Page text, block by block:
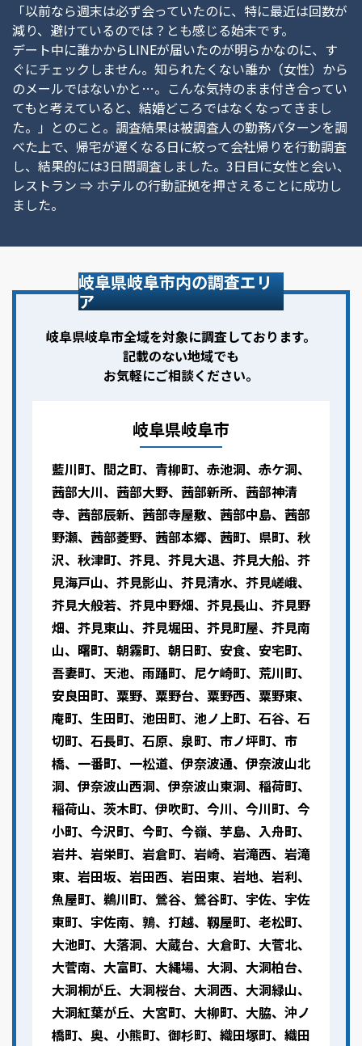
「以前なら週末は必ず会っていたのに、特に最近は回数が
減り、避けているのでは？とも感じる始末です。
デート中に誰かからLINEが届いたのが明らかなのに、す
ぐにチェックしません。知られたくない誰か（女性）から
のメールではないかと…。こんな気持のまま付き合ってい
てもと考えていると、結婚どころではなくなってきまし
た。」とのこと。調査結果は被調査人の勤務パターンを調
べた上で、帰宅が遅くなる日に絞って会社帰りを行動調査
し、結果的には3日間調査しました。3日目に女性と会い、
レストラン ⇒ ホテルの行動証拠を押さえることに成功し
ました。
岐阜県岐阜市内の調査エリ
ア
岐阜県岐阜市全域を対象に調査しております。
記載のない地域でも
お気軽にご相談ください。
岐阜県岐阜市
藍川町、間之町、青柳町、赤池洞、赤ケ洞、
茜部大川、茜部大野、茜部新所、茜部神清
寺、茜部辰新、茜部寺屋敷、茜部中島、茜部
野瀬、茜部菱野、茜部本郷、茜町、県町、秋
沢、秋津町、芥見、芥見大退、芥見大船、芥
見海戸山、芥見影山、芥見清水、芥見嵯峨、
芥見大般若、芥見中野畑、芥見長山、芥見野
畑、芥見東山、芥見堀田、芥見町屋、芥見南
山、曙町、朝霧町、朝日町、安食、安宅町、
吾妻町、天池、雨踊町、尼ケ崎町、荒川町、
安良田町、粟野、粟野台、粟野西、粟野東、
庵町、生田町、池田町、池ノ上町、石谷、石
切町、石長町、石原、泉町、市ノ坪町、市
橋、一番町、一松道、伊奈波通、伊奈波山北
洞、伊奈波山西洞、伊奈波山東洞、稲荷町、
稲荷山、茨木町、伊吹町、今川、今川町、今
小町、今沢町、今町、今嶺、芋島、入舟町、
岩井、岩栄町、岩倉町、岩崎、岩滝西、岩滝
東、岩田坂、岩田西、岩田東、岩地、岩利、
魚屋町、鵜川町、鶯谷、鶯谷町、宇佐、宇佐
東町、宇佐南、鶉、打越、靱屋町、老松町、
大池町、大落洞、大蔵台、大倉町、大菅北、
大菅南、大富町、大縄場、大洞、大洞柏台、
大洞桐が丘、大洞桜台、大洞西、大洞緑山、
大洞紅葉が丘、大宮町、大柳町、大脇、沖ノ
橋町、奥、小熊町、御杉町、織田塚町、織田